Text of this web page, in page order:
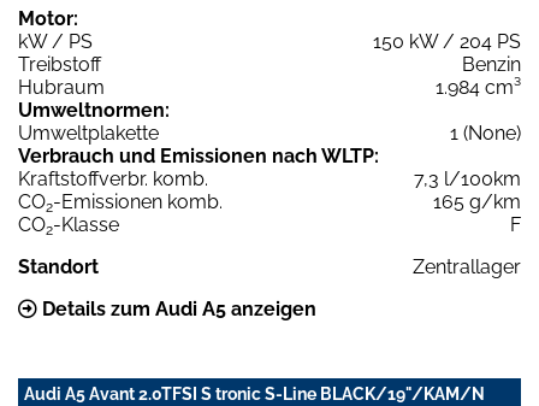
Motor:
kW / PS
150 kW / 204 PS
Treibstoff
Benzin
Hubraum
1.984 cm³
Umweltnormen:
Umweltplakette
1 (None)
Verbrauch und Emissionen nach WLTP:
Kraftstoffverbr. komb.
7,3 l/100km
CO2-Emissionen komb.
165 g/km
CO2-Klasse
F
Standort
Zentrallager
Details zum Audi A5 anzeigen
Audi A5 Avant 2.0TFSI S tronic S-Line BLACK/19"/KAM/N